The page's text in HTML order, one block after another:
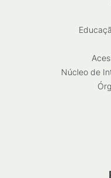
Núcleo de